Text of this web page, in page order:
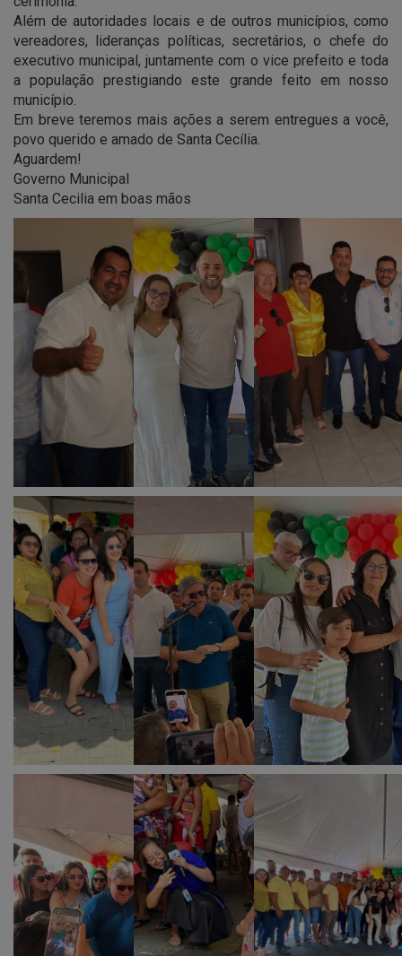
Além de autoridades locais e de outros municípios, como
vereadores, lideranças políticas, secretários, o chefe do
executivo municipal, juntamente com o vice prefeito e toda
a população prestigiando este grande feito em nosso
município.
Em breve teremos mais ações a serem entregues a você,
povo querido e amado de Santa Cecília.
Aguardem!
Governo Municipal
Santa Cecilia em boas mãos